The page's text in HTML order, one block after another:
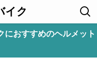
イク
におすすめのヘルメット